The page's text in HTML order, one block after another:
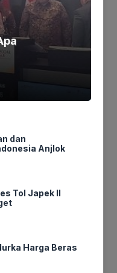
saya pada peramban ini
dan
Anjlok
Tol Japek II
Harga Beras